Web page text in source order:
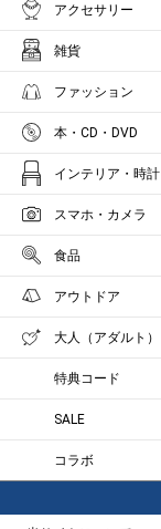
アクセサリー
雑貨
ファッション
本・CD・DVD
インテリア・時計
スマホ・カメラ
食品
アウトドア
大人（アダルト）
特典コード
SALE
コラボ